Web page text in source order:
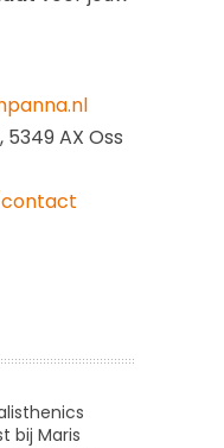
5349 AX Oss
bij Maris